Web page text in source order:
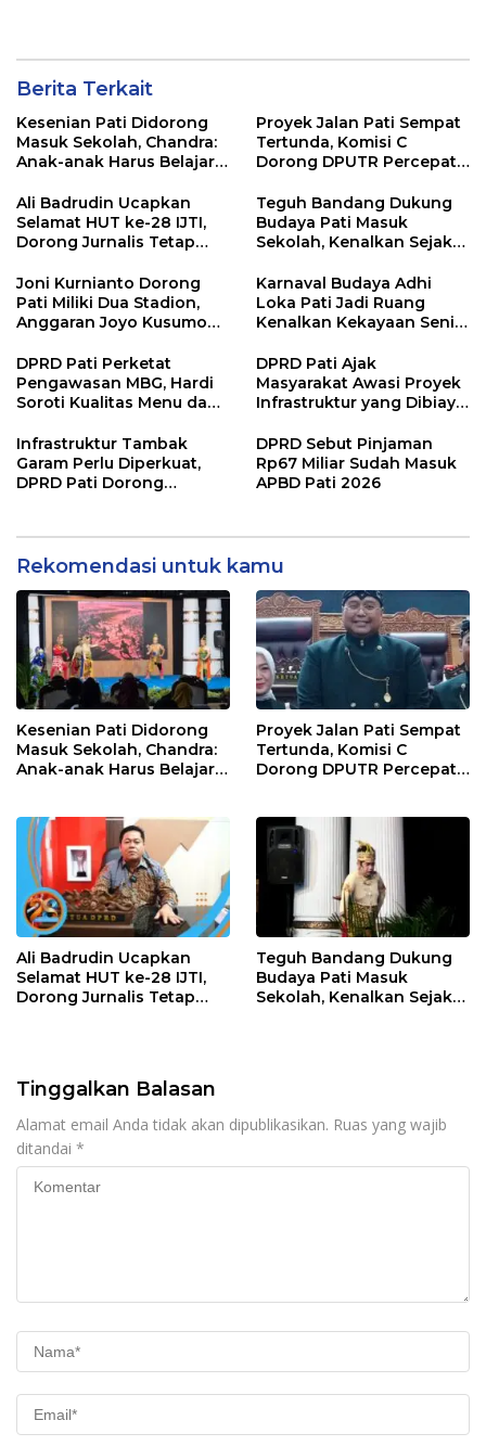
Berita Terkait
Kesenian Pati Didorong
Masuk Sekolah, Chandra:
Anak-anak Harus Belajar
Proyek Jalan Pati Sempat
Tertunda, Komisi C
Dorong DPUTR Percepat
Ali Badrudin Ucapkan
Selamat HUT ke-28 IJTI,
Dorong Jurnalis Tetap
Independen
Teguh Bandang Dukung
Budaya Pati Masuk
Sekolah, Kenalkan Sejak
Joni Kurnianto Dorong
Pati Miliki Dua Stadion,
Anggaran Joyo Kusumo
Karnaval Budaya Adhi
Loka Pati Jadi Ruang
Kenalkan Kekayaan Seni
DPRD Pati Perketat
Pengawasan MBG, Hardi
Soroti Kualitas Menu dan
DPRD Pati Ajak
Masyarakat Awasi Proyek
Infrastruktur yang Dibiayai
Infrastruktur Tambak
Garam Perlu Diperkuat,
DPRD Pati Dorong
DPRD Sebut Pinjaman
Rp67 Miliar Sudah Masuk
APBD Pati 2026
Rekomendasi untuk kamu
Kesenian Pati Didorong
Masuk Sekolah, Chandra:
Anak-anak Harus Belajar
Proyek Jalan Pati Sempat
Tertunda, Komisi C
Dorong DPUTR Percepat
Ali Badrudin Ucapkan
Selamat HUT ke-28 IJTI,
Dorong Jurnalis Tetap
Teguh Bandang Dukung
Budaya Pati Masuk
Sekolah, Kenalkan Sejak
Tinggalkan Balasan
Alamat email Anda tidak akan dipublikasikan. Ruas yang wajib
ditandai *